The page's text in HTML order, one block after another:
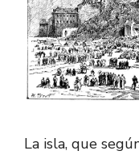
La isla, que